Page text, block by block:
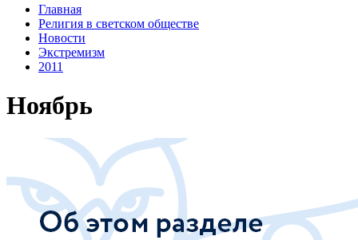
Главная
Религия в светском обществе
Новости
Экстремизм
2011
Ноябрь